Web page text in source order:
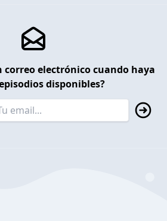
correo electrónico cuando haya
disponibles?